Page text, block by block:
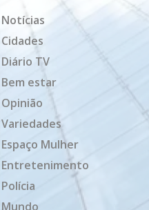
Notícias
Cidades
Diário TV
Bem estar
Opinião
Variedades
Espaço Mulher
Entretenimento
Polícia
Mundo